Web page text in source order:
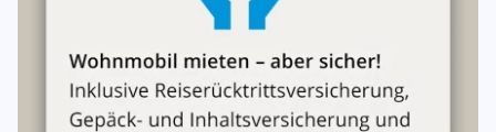
der Mietzeit und bringt es vollgetankt zurück. Bringt der
Kraftstofftank zum Vermieter zurück, übernimmt der
Vermieter das Auftanken. Für diese zusätzliche Leistung
kann der Vermieter die Bezah- lung einer angemessenen